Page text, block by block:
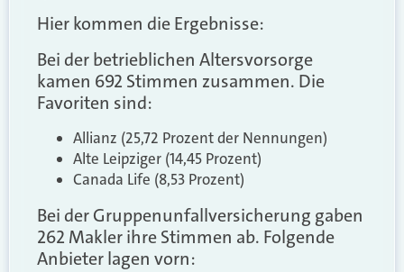
Hier kommen die Ergebnisse:
Bei der betrieblichen Altersvorsorge
kamen 692 Stimmen zusammen. Die
Favoriten sind:
Allianz (25,72 Prozent der Nennungen)
Alte Leipziger (14,45 Prozent)
Canada Life (8,53 Prozent)
Bei der Gruppenunfallversicherung gaben
262 Makler ihre Stimmen ab. Folgende
Anbieter lagen vorn: